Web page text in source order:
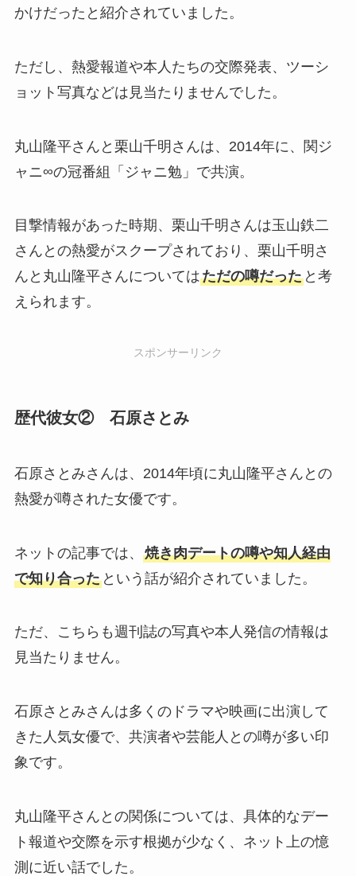
かけだったと紹介されていました。
ただし、熱愛報道や本人たちの交際発表、ツーシ
ョット写真などは見当たりませんでした。
丸山隆平さんと栗山千明さんは、2014年に、関ジ
ャニ∞の冠番組「ジャニ勉」で共演。
目撃情報があった時期、栗山千明さんは玉山鉄二
さんとの熱愛がスクープされており、栗山千明さ
んと丸山隆平さんについてはただの噂だったと考
えられます。
スポンサーリンク
歴代彼女② 石原さとみ
石原さとみさんは、2014年頃に丸山隆平さんとの
熱愛が噂された女優です。
ネットの記事では、 焼き肉デートの噂や知人経由
で知り合ったという話が紹介されていました。
ただ、こちらも週刊誌の写真や本人発信の情報は
見当たりません。
石原さとみさんは多くのドラマや映画に出演して
きた人気女優で、共演者や芸能人との噂が多い印
象です。
丸山隆平さんとの関係については、具体的なデー
ト報道や交際を示す根拠が少なく、ネット上の憶
測に近い話でした。